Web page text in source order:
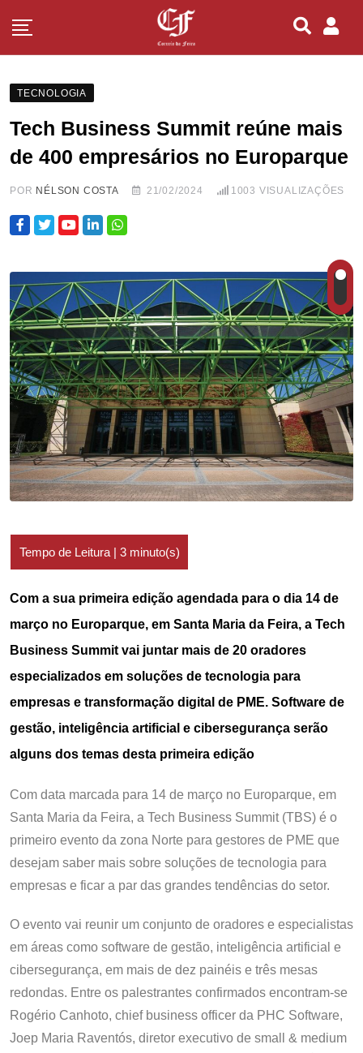
TECNOLOGIA
Tech Business Summit reúne mais
de 400 empresários no Europarque
POR NÉLSON COSTA 21/02/2024 1003 VISUALIZAÇÕES
Com a sua primeira edição agendada para o dia 14 de
março no Europarque, em Santa Maria da Feira, a Tech
Business Summit vai juntar mais de 20 oradores
especializados em soluções de tecnologia para
empresas e transformação digital de PME. Software de
gestão, inteligência artificial e cibersegurança serão
alguns dos temas desta primeira edição
Com data marcada para 14 de março no Europarque, em
Santa Maria da Feira, a Tech Business Summit (TBS) é o
primeiro evento da zona Norte para gestores de PME que
desejam saber mais sobre soluções de tecnologia para
empresas e ficar a par das grandes tendências do setor.
O evento vai reunir um conjunto de oradores e especialistas
em áreas como software de gestão, inteligência artificial e
cibersegurança, em mais de dez painéis e três mesas
redondas. Entre os palestrantes confirmados encontram-se
Rogério Canhoto, chief business officer da PHC Software,
Joep Maria Raventós, diretor executivo de small & medium